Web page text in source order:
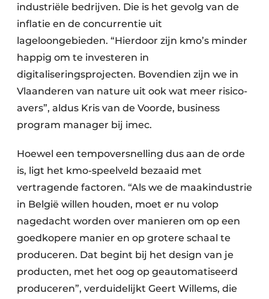
industriële bedrijven. Die is het gevolg van de
inflatie en de concurrentie uit
lageloongebieden. “Hierdoor zijn kmo’s minder
happig om te investeren in
digitaliseringsprojecten. Bovendien zijn we in
Vlaanderen van nature uit ook wat meer risico-
avers”, aldus Kris van de Voorde, business
program manager bij imec.
Hoewel een tempoversnelling dus aan de orde
is, ligt het kmo-speelveld bezaaid met
vertragende factoren. “Als we de maakindustrie
in België willen houden, moet er nu volop
nagedacht worden over manieren om op een
goedkopere manier en op grotere schaal te
produceren. Dat begint bij het design van je
producten, met het oog op geautomatiseerd
produceren”, verduidelijkt Geert Willems, die